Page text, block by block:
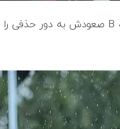
B صعودش به دور حذفی را